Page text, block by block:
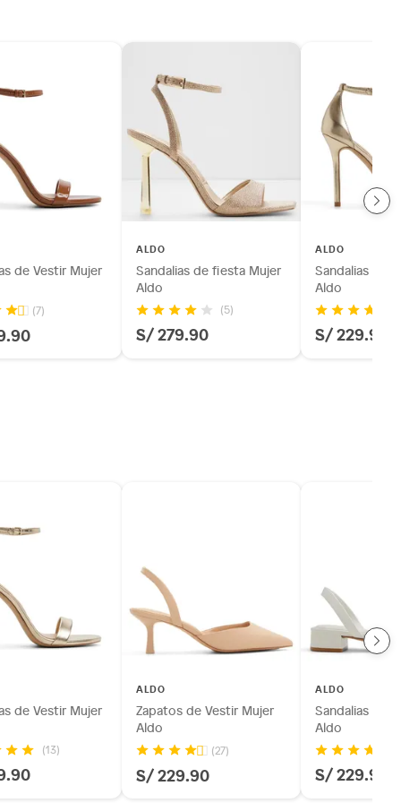
de Vestir Mujer
(7)
ALDO
Sandalias de fiesta Mujer
Aldo
(5)
S/ 279.90
ALDO
Sandalias de
Aldo
S/ 229.90
de Vestir Mujer
(13)
ALDO
Zapatos de Vestir Mujer
Aldo
(27)
S/ 229.90
ALDO
Sandalias
Aldo
S/ 229.90